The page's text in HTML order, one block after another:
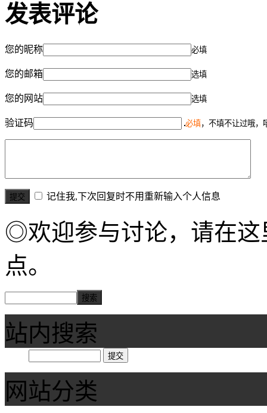
发表评论
您的昵称 必填
您的邮箱 选填
您的网站 选填
验证码 必填，不填不让过哦，
记住我,下次回复时不用重新输入个人信息
◎欢迎参与讨论，请在这
点。
站内搜索
网站分类